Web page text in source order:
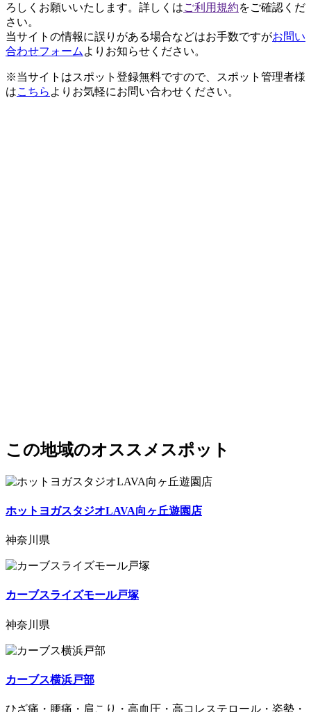
ろしくお願いいたします。詳しくはご利用規約をご確認くだ
さい。
当サイトの情報に誤りがある場合などはお手数ですがお問い
合わせフォーム よりお知らせください。
※当サイトはスポット登録無料ですので、スポット管理者様
はこちら よりお気軽にお問い合わせください。
この地域のオススメスポット
ホットヨガスタジオLAVA向ヶ丘遊園店
神奈川県
カーブスライズモール戸塚
神奈川県
カーブス横浜戸部
ひざ痛・腰痛・肩こり・高血圧・高コレステロール・姿勢・